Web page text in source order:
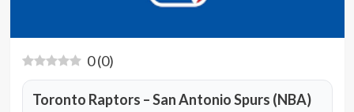
0(0)
Toronto Raptors – San Antonio Spurs (NBA)